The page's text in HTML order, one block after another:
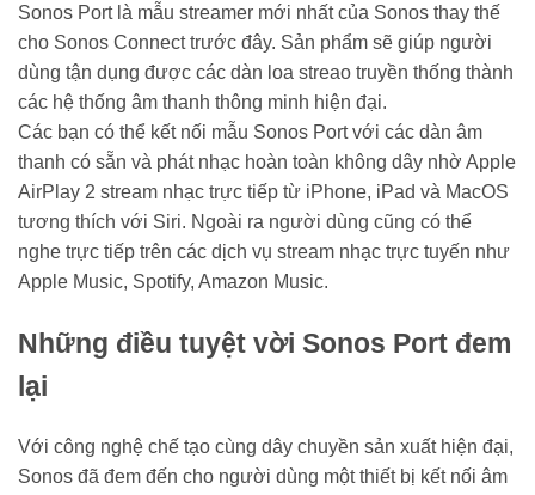
Sonos Port là mẫu streamer mới nhất của Sonos thay thế
cho Sonos Connect trước đây. Sản phẩm sẽ giúp người
dùng tận dụng được các dàn loa streao truyền thống thành
các hệ thống âm thanh thông minh hiện đại.
Các bạn có thể kết nối mẫu Sonos Port với các dàn âm
thanh có sẵn và phát nhạc hoàn toàn không dây nhờ Apple
AirPlay 2 stream nhạc trực tiếp từ iPhone, iPad và MacOS
tương thích với Siri. Ngoài ra người dùng cũng có thể
nghe trực tiếp trên các dịch vụ stream nhạc trực tuyến như
Apple Music, Spotify, Amazon Music.
Những điều tuyệt vời Sonos Port đem
lại
Với công nghệ chế tạo cùng dây chuyền sản xuất hiện đại,
Sonos đã đem đến cho người dùng một thiết bị kết nối âm